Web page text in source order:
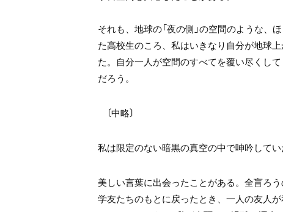
それも、地球の「夜の側」の空間のような、
た高校生のころ、 私はいきなり自分が地球上
た。 自分一人が空間のすべてを覆い尽くして
だろう。
〔中略〕
私は限定のない暗黒の真空の中で呻吟してい
美しい言葉に出会ったことがある。 全盲ろ
学友たちのもとに戻ったとき、 一人の友人が